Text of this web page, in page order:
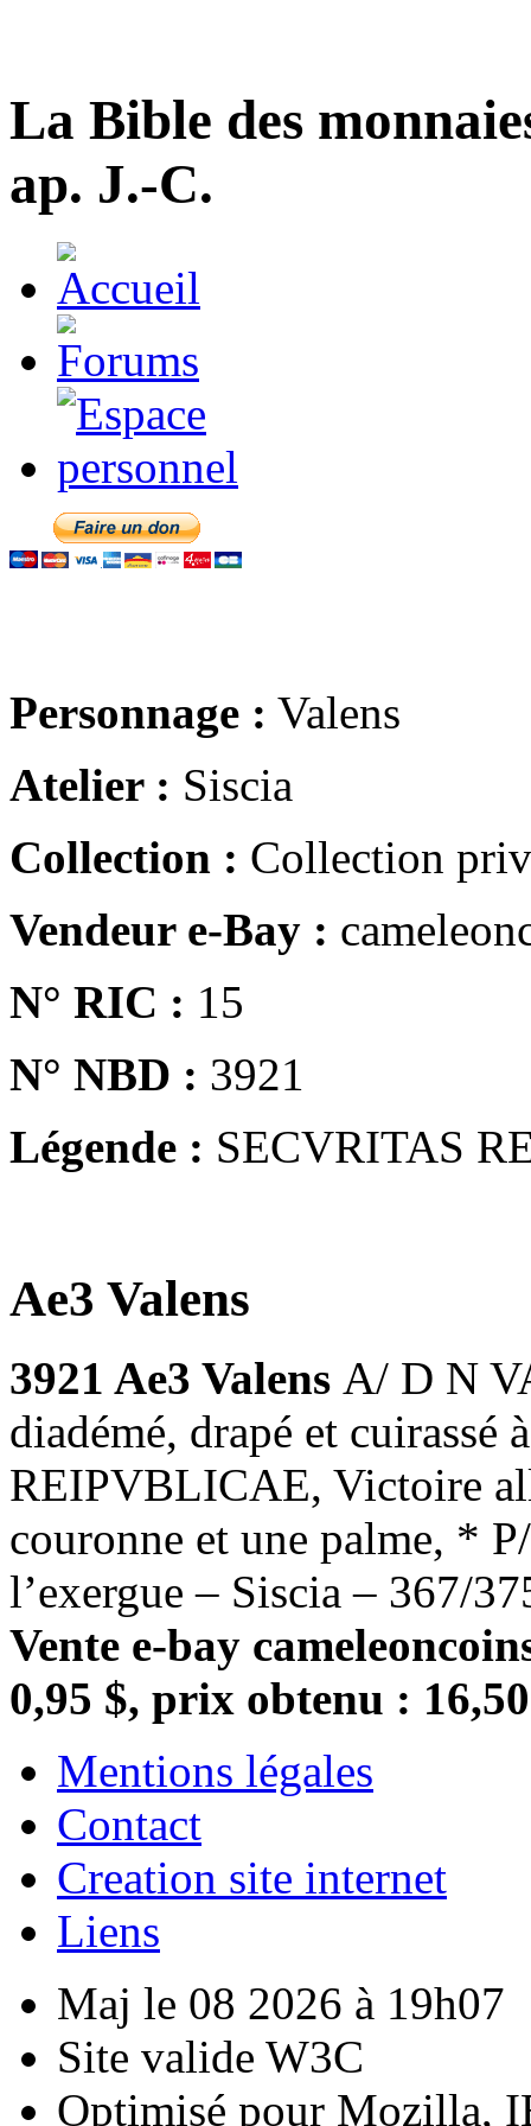
La Bible des
ap. J.-C.
Personnage : Valens
Atelier : Siscia
Collection : Collection
Vendeur e-Bay :
N° RIC : 15
N° NBD : 3921
Légende : SECVRITAS
Ae3 Valens
3921 Ae3 Valens A/ D N
diadémé, drapé et
REIPVBLICAE, Victoire
couronne et une palme, *
l’exergue – Siscia – 367/
Vente e-bay
0,95 $, prix obtenu :
Mentions légales
Contact
Creation site internet
Liens
Maj le 08 2026 à 19h07
Site valide W3C
Optimisé pour Mozilla,